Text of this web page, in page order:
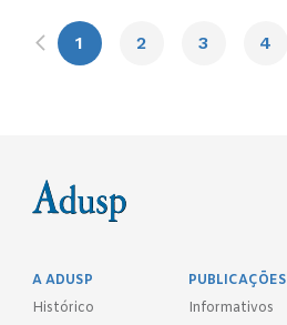
1 2 3 4
A ADUSP
Histórico
PUBLICAÇÕES
Informativos